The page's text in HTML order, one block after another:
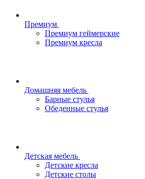
Премиум
Премиум геймерские
Премиум кресла
Домашняя мебель
Барные стулья
Обеденные стулья
Детская мебель
Детские кресла
Детские столы